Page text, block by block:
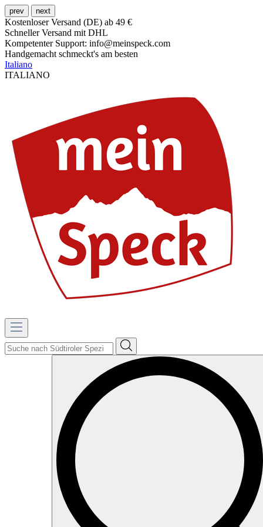
prev next
Kostenloser Versand (DE) ab 49 €
Schneller Versand mit DHL
Kompetenter Support: info@meinspeck.com
Handgemacht schmeckt's am besten
Italiano
ITALIANO